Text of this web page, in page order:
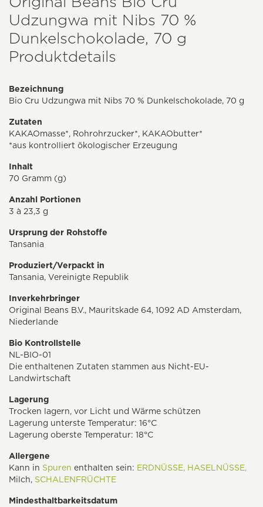
Udzungwa mit Nibs 70 %
Dunkelschokolade, 70 g
Produktdetails
Bezeichnung
Bio Cru Udzungwa mit Nibs 70 % Dunkelschokolade, 70 g
Zutaten
KAKAOmasse*, Rohrohrzucker*, KAKAObutter*
*aus kontrolliert ökologischer Erzeugung
Inhalt
70 Gramm (g)
Anzahl Portionen
3 à 23,3 g
Ursprung der Rohstoffe
Tansania
Produziert/Verpackt in
Tansania, Vereinigte Republik
Inverkehrbringer
Original Beans B.V., Mauritskade 64, 1092 AD Amsterdam,
Niederlande
Bio Kontrollstelle
NL-BIO-01
Die enthaltenen Zutaten stammen aus Nicht-EU-
Landwirtschaft
Lagerung
Trocken lagern, vor Licht und Wärme schützen
Lagerung unterste Temperatur: 16°C
Lagerung oberste Temperatur: 18°C
Allergene
Kann in Spuren enthalten sein: ERDNÜSSE, HASELNÜSSE,
Milch, SCHALENFRÜCHTE
Mindesthaltbarkeitsdatum